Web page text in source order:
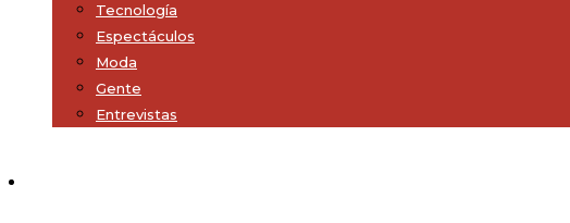
Tecnología
Espectáculos
Moda
Gente
Entrevistas